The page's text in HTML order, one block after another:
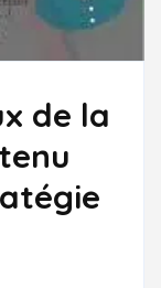
de la